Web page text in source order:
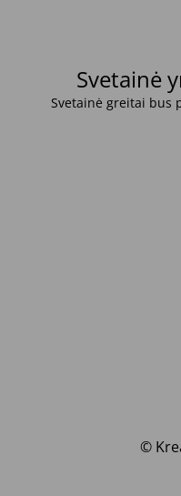
Svetainė
Svetainė greitai bus
©